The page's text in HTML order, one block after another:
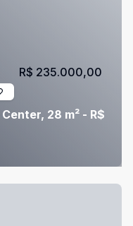
28 m² - R$
R$ 235.000,00